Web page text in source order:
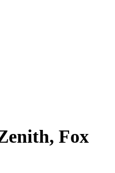
Fox